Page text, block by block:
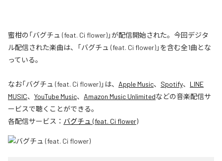
蜜柑の「バグチュ (feat. Ci flower)」が配信開始された。今回デジタ
ル配信された楽曲は、「バグチュ (feat. Ci flower)」を含む全1曲とな
っている。
なお「バグチュ (feat. Ci flower)」は、 Apple Music、 Spotify、 LINE
MUSIC、 YouTube Music、 Amazon Music Unlimitedなどの音楽配信サ
ービスで聴くことができる。
各配信サービス： バグチュ (feat. Ci flower)